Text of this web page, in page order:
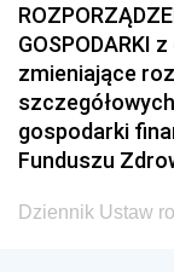
GOSPODARKI
zmieniające
gospodarki
Funduszu
Dziennik Ustaw